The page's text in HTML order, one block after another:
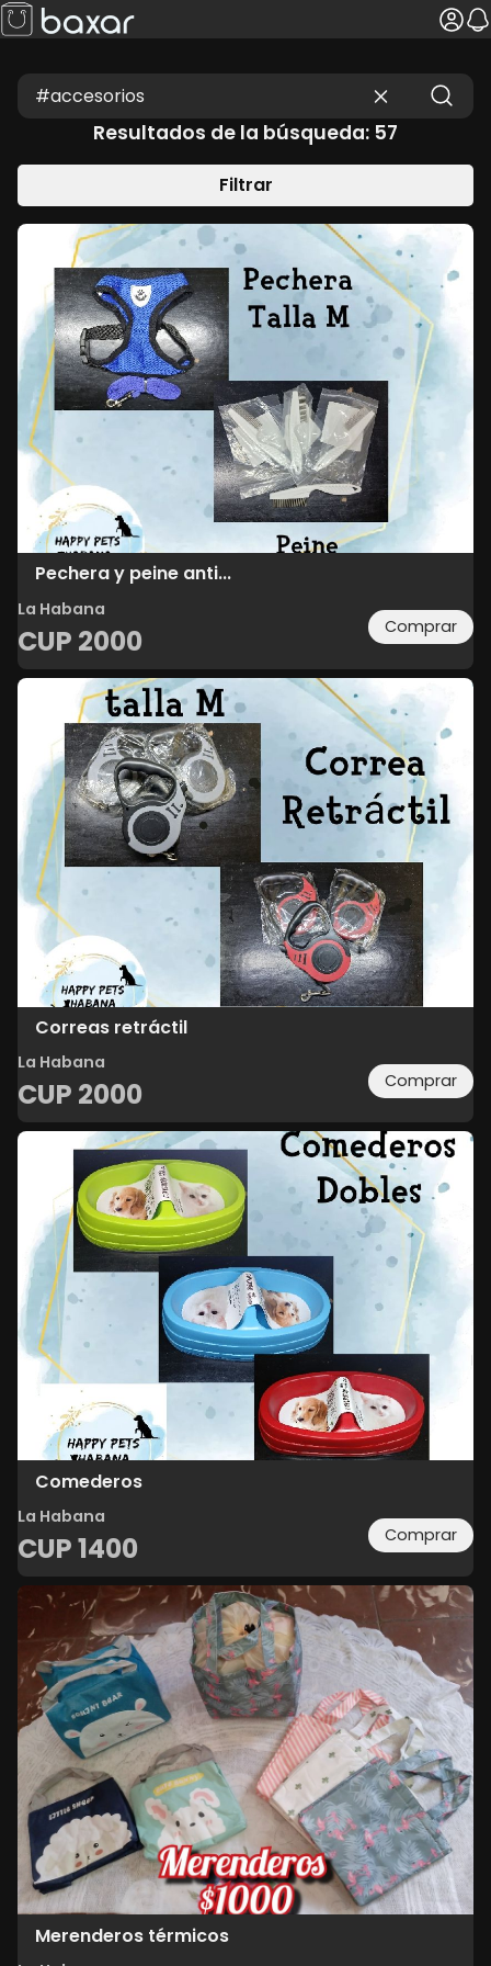
Resultados de la búsqueda: 57
Filtrar
MENOR PRECIO
MAYOR PRECIO
MAS ANTIGUOS
MAS NUEVOS
TU PROVINCIA
Pechera y peine anti...
La Habana
CUP 2000 Comprar
Correas retráctil
La Habana
CUP 2000 Comprar
Comederos
La Habana
CUP1400 Comprar
Merenderos térmicos